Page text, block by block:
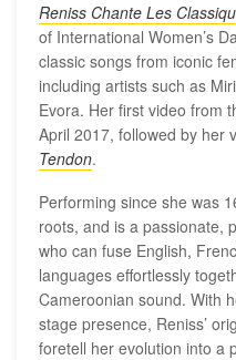
Reniss Chante Les
of International Women’s
classic songs from iconic
including artists such as
Evora. Her first video from
April 2017, followed by her
Tendon.
Performing since she was
roots, and is a passionate,
who can fuse English,
languages effortlessly
Cameroonian sound. With
stage presence, Reniss’
foretell her evolution into a